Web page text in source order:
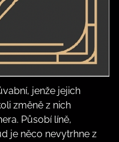
jenže jejich
změně z nich
Působí líně,
je něco nevytrhne z